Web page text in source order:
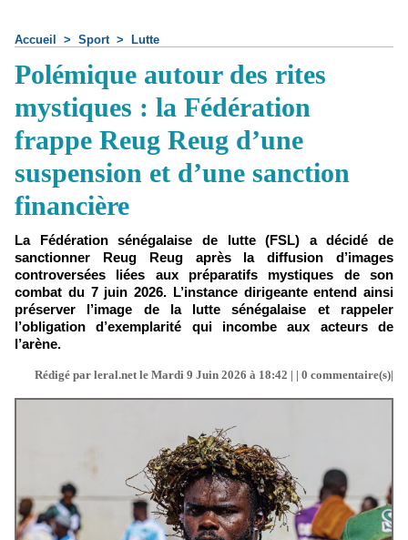
Accueil > Sport > Lutte
Polémique autour des rites
mystiques : la Fédération
frappe Reug Reug d’une
suspension et d’une sanction
financière
La Fédération sénégalaise de lutte (FSL) a décidé de
sanctionner Reug Reug après la diffusion d’images
controversées liées aux préparatifs mystiques de son
combat du 7 juin 2026. L’instance dirigeante entend ainsi
préserver l’image de la lutte sénégalaise et rappeler
l’obligation d’exemplarité qui incombe aux acteurs de
l’arène.
Rédigé par leral.net le Mardi 9 Juin 2026 à 18:42 | | 0 commentaire(s)|